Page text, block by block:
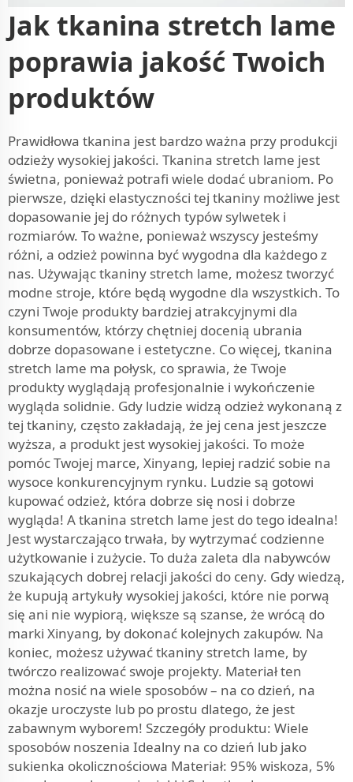
Jak tkanina stretch lame
poprawia jakość Twoich
produktów
Prawidłowa tkanina jest bardzo ważna przy produkcji
odzieży wysokiej jakości. Tkanina stretch lame jest
świetna, ponieważ potrafi wiele dodać ubraniom. Po
pierwsze, dzięki elastyczności tej tkaniny możliwe jest
dopasowanie jej do różnych typów sylwetek i
rozmiarów. To ważne, ponieważ wszyscy jesteśmy
różni, a odzież powinna być wygodna dla każdego z
nas. Używając tkaniny stretch lame, możesz tworzyć
modne stroje, które będą wygodne dla wszystkich. To
czyni Twoje produkty bardziej atrakcyjnymi dla
konsumentów, którzy chętniej docenią ubrania
dobrze dopasowane i estetyczne. Co więcej, tkanina
stretch lame ma połysk, co sprawia, że Twoje
produkty wyglądają profesjonalnie i wykończenie
wygląda solidnie. Gdy ludzie widzą odzież wykonaną z
tej tkaniny, często zakładają, że jej cena jest jeszcze
wyższa, a produkt jest wysokiej jakości. To może
pomóc Twojej marce, Xinyang, lepiej radzić sobie na
wysoce konkurencyjnym rynku. Ludzie są gotowi
kupować odzież, która dobrze się nosi i dobrze
wygląda! A tkanina stretch lame jest do tego idealna!
Jest wystarczająco trwała, by wytrzymać codzienne
użytkowanie i zużycie. To duża zaleta dla nabywców
szukających dobrej relacji jakości do ceny. Gdy wiedzą,
że kupują artykuły wysokiej jakości, które nie porwą
się ani nie wypiorą, większe są szanse, że wrócą do
marki Xinyang, by dokonać kolejnych zakupów. Na
koniec, możesz używać tkaniny stretch lame, by
twórczo realizować swoje projekty. Materiał ten
można nosić na wiele sposobów – na co dzień, na
okazje uroczyste lub po prostu dlatego, że jest
zabawnym wyborem! Szczegóły produktu: Wiele
sposobów noszenia Idealny na co dzień lub jako
sukienka okolicznościowa Materiał: 95% wiskoza, 5%